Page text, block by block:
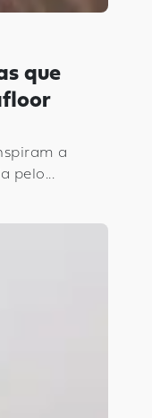
que
a
pelo...